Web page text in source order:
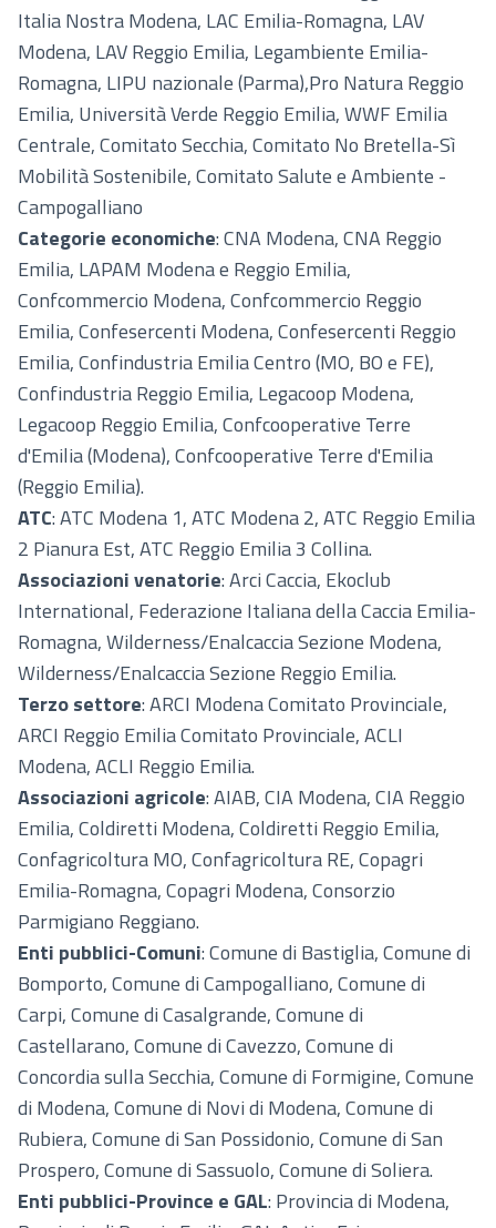
Italia Nostra Modena, LAC Emilia-Romagna, LAV
Modena, LAV Reggio Emilia, Legambiente Emilia-
Romagna, LIPU nazionale (Parma),Pro Natura Reggio
Emilia, Università Verde Reggio Emilia, WWF Emilia
Centrale, Comitato Secchia, Comitato No Bretella-Sì
Mobilità Sostenibile, Comitato Salute e Ambiente -
Campogalliano
Categorie economiche: CNA Modena, CNA Reggio
Emilia, LAPAM Modena e Reggio Emilia,
Confcommercio Modena, Confcommercio Reggio
Emilia, Confesercenti Modena, Confesercenti Reggio
Emilia, Confindustria Emilia Centro (MO, BO e FE),
Confindustria Reggio Emilia, Legacoop Modena,
Legacoop Reggio Emilia, Confcooperative Terre
d'Emilia (Modena), Confcooperative Terre d'Emilia
(Reggio Emilia).
ATC: ATC Modena 1, ATC Modena 2, ATC Reggio Emilia
2 Pianura Est, ATC Reggio Emilia 3 Collina.
Associazioni venatorie: Arci Caccia, Ekoclub
International, Federazione Italiana della Caccia Emilia-
Romagna, Wilderness/Enalcaccia Sezione Modena,
Wilderness/Enalcaccia Sezione Reggio Emilia.
Terzo settore: ARCI Modena Comitato Provinciale,
ARCI Reggio Emilia Comitato Provinciale, ACLI
Modena, ACLI Reggio Emilia.
Associazioni agricole: AIAB, CIA Modena, CIA Reggio
Emilia, Coldiretti Modena, Coldiretti Reggio Emilia,
Confagricoltura MO, Confagricoltura RE, Copagri
Emilia-Romagna, Copagri Modena, Consorzio
Parmigiano Reggiano.
Enti pubblici-Comuni: Comune di Bastiglia, Comune di
Bomporto, Comune di Campogalliano, Comune di
Carpi, Comune di Casalgrande, Comune di
Castellarano, Comune di Cavezzo, Comune di
Concordia sulla Secchia, Comune di Formigine, Comune
di Modena, Comune di Novi di Modena, Comune di
Rubiera, Comune di San Possidonio, Comune di San
Prospero, Comune di Sassuolo, Comune di Soliera.
Enti pubblici-Province e GAL: Provincia di Modena,